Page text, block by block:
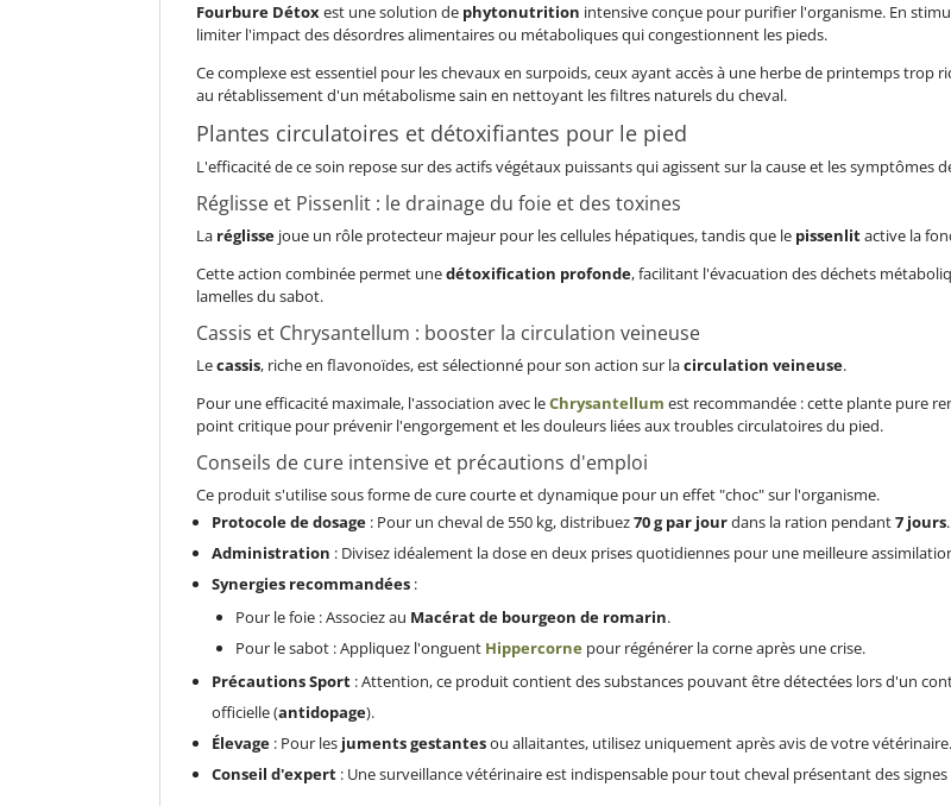
Fourbure Détoxest une solution de phytonutrition intensive conçue pour purifier l'organisme. En
limiter l'impact des désordres alimentaires ou métaboliques qui congestionnent les pieds.
Ce complexe est essentiel pour les chevaux en surpoids, ceux ayant accès à une herbe de printemps trop
au rétablissement d'un métabolisme sain en nettoyant les filtres naturels du cheval.
Plantes circulatoires et détoxifiantes pour le pied
L'efficacité de ce soin repose sur des actifs végétaux puissants qui agissent sur la cause et les symptômes
Réglisse et Pissenlit : le drainage du foie et des toxines
La réglisse joue un rôle protecteur majeur pour les cellules hépatiques, tandis que le pissenlitactive la
Cette action combinée permet unedétoxification profonde, facilitant l'évacuation des déchets
lamelles du sabot.
Cassis et Chrysantellum : booster la circulation veineuse
Lecassis, riche en flavonoïdes, est sélectionné pour son action sur lacirculation veineuse.
Pour une efficacité maximale, l'association avec leChrysantellum est recommandée : cette plante pure
point critique pour prévenir l'engorgement et les douleurs liées aux troubles circulatoires du pied.
Conseils de cure intensive et précautions d'emploi
Ce produit s'utilise sous forme de cure courte et dynamique pour un effet "choc" sur l'organisme.
Protocole de dosage : Pour un cheval de 550 kg, distribuez70 g par jourdans la ration pendant7 jours.
Administration : Divisez idéalement la dose en deux prises quotidiennes pour une meilleure
Synergies recommandées :
Pour le foie : Associez au Macérat de bourgeon de romarin.
Pour le sabot : Appliquez l'onguent Hippercorne pour régénérer la corne après une crise.
Précautions Sport : Attention, ce produit contient des substances pouvant être détectées lors d'un
officielle (antidopage).
Élevage : Pour les juments gestantesou allaitantes, utilisez uniquement après avis de votre vétérinaire.
Conseil d'expert : Une surveillance vétérinaire est indispensable pour tout cheval présentant des